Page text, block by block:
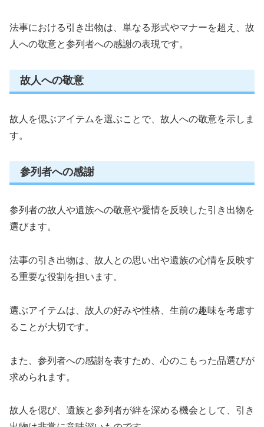
法事における引き出物は、単なる形式やマナーを超え、故
人への敬意と参列者への感謝の表現です。
故人への敬意
故人を偲ぶアイテムを選ぶことで、故人への敬意を示しま
す。
参列者への感謝
参列者の故人や遺族への敬意や愛情を反映した引き出物を
選びます。
法事の引き出物は、故人との思い出や遺族の心情を反映す
る重要な役割を担います。
選ぶアイテムは、故人の好みや性格、生前の趣味を考慮す
ることが大切です。
また、参列者への感謝を表すため、心のこもった品選びが
求められます。
故人を偲び、遺族と参列者が絆を深める機会として、引き